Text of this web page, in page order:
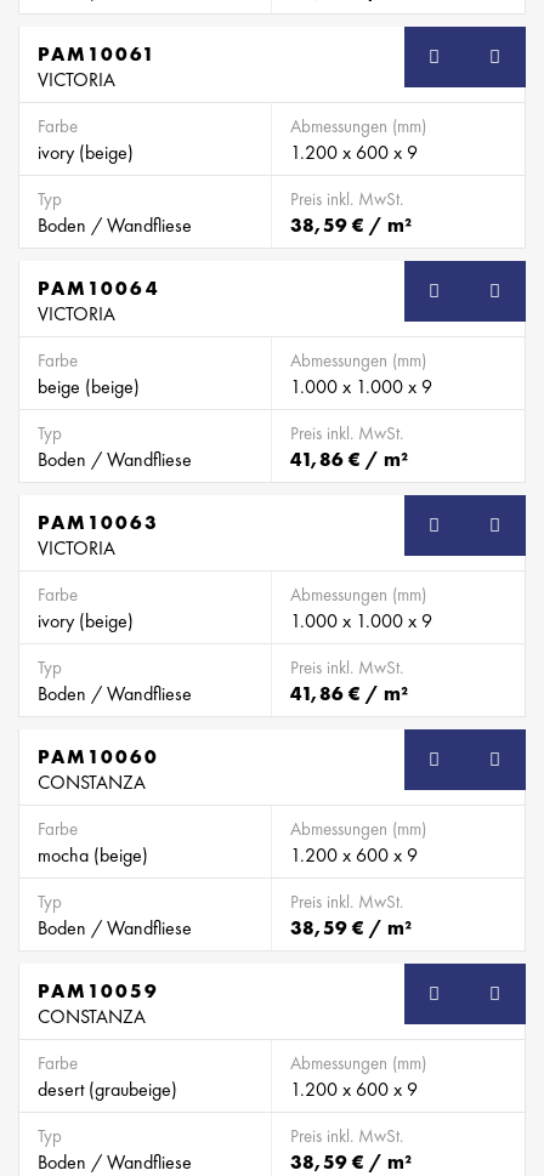
PAM10061
VICTORIA
Farbe
ivory (beige)
Abmessungen (mm)
1.200 x 600 x 9
Typ
Boden / Wandfliese
Preis inkl. MwSt.
38,59 € / m²
PAM10064
VICTORIA
Farbe
beige (beige)
Abmessungen (mm)
1.000 x 1.000 x 9
Typ
Boden / Wandfliese
Preis inkl. MwSt.
41,86 € / m²
PAM10063
VICTORIA
Farbe
ivory (beige)
Abmessungen (mm)
1.000 x 1.000 x 9
Typ
Boden / Wandfliese
Preis inkl. MwSt.
41,86 € / m²
PAM10060
CONSTANZA
Farbe
mocha (beige)
Abmessungen (mm)
1.200 x 600 x 9
Typ
Boden / Wandfliese
Preis inkl. MwSt.
38,59 € / m²
PAM10059
CONSTANZA
Farbe
desert (graubeige)
Abmessungen (mm)
1.200 x 600 x 9
Typ
Boden / Wandfliese
Preis inkl. MwSt.
38,59 € / m²